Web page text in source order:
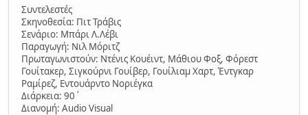
Συντελεστές
Σκηνοθεσία: Πιτ Τράβις
Σενάριο: Μπάρι Λ.Λέβι
Παραγωγή: Νιλ Μόριτζ
Πρωταγωνιστούν: Ντένις Κουέιντ, Μάθιου Φοξ, Φόρεστ
Γουίτακερ, Σιγκούρνι Γουίβερ, Γουίλιαμ Χαρτ, Έντγκαρ
Ραμίρεζ, Εντουάρντο Νοριέγκα
Διάρκεια: 90΄
Διανομή: Audio Visual